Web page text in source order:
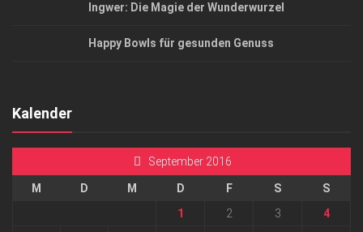
Ingwer: Die Magie der Wunderwurzel
Happy Bowls für gesunden Genuss
Kalender
September 2016
M D M D F S
S
1
2 3 4